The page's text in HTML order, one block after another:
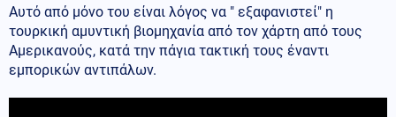
Αυτό από μόνο του είναι λόγος να " εξαφανιστεί" η
τουρκική αμυντική βιομηχανία από τον χάρτη από τους
Αμερικανούς, κατά την πάγια τακτική τους έναντι
εμπορικών αντιπάλων.